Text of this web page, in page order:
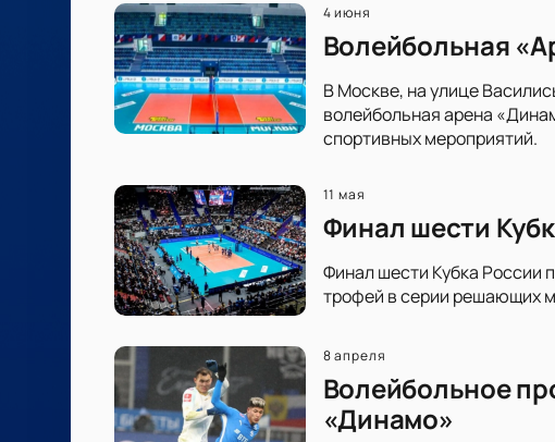
4 июня
Волейбольная
В Москве, на улице
волейбольная арена
спортивных мероприятий.
11 мая
Финал шести
Финал шести Кубка России
трофей в серии решающих
8 апреля
Волейбольное
«Динамо»